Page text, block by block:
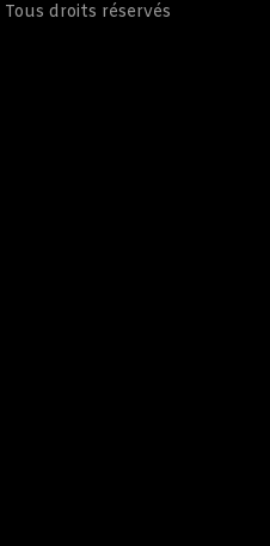
Tous droits réservés